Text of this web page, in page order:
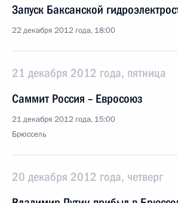
Запуск Баксанской
22 декабря 2012 года, 18:00
21 декабря 2012 года, пятница
Саммит Россия – Евросоюз
21 декабря 2012 года, 15:00
Брюссель
20 декабря 2012 года, четверг